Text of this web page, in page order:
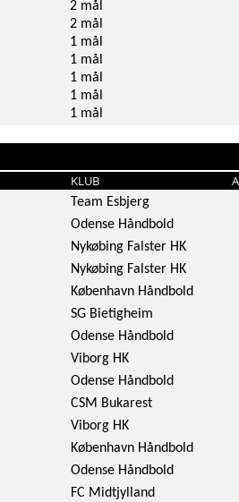
2 mål
2 mål
1 mål
1 mål
1 mål
1 mål
1 mål
KLUB
Team Esbjerg
Odense Håndbold
Nykøbing Falster HK
Nykøbing Falster HK
København Håndbold
SG Bietigheim
Odense Håndbold
Viborg HK
Odense Håndbold
CSM Bukarest
Viborg HK
København Håndbold
Odense Håndbold
FC Midtjylland